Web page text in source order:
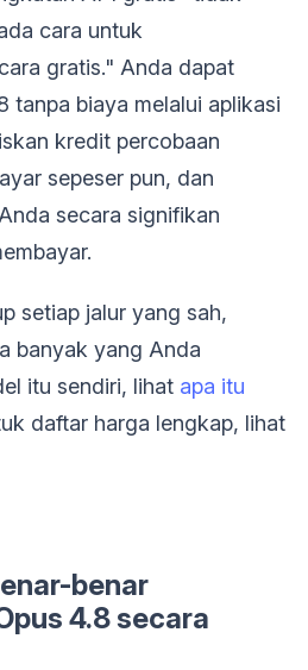
cara untuk
gratis." Anda dapat
tanpa biaya melalui aplikasi
kredit percobaan
sepeser pun, dan
secara signifikan
setiap jalur yang sah,
banyak yang Anda
itu sendiri, lihat apa itu
daftar harga lengkap, lihat
benar
4.8 secara